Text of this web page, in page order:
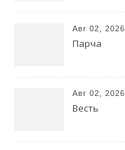
Авг 02, 2026
Парча
Авг 02, 2026
Весть